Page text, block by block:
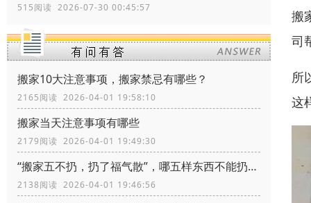
515阅读 2026-07-30 00:45:57
搬家10大注意事项，搬家禁忌有哪些？
2165阅读 2026-04-01 19:58:10
搬家当天注意事项有哪些
2179阅读 2026-04-01 19:49:30
“搬家五不扔，扔了福气散”，哪五样东西不能扔？留着有什么价值
2138阅读 2026-04-01 19:46:56
搬
司
所
这